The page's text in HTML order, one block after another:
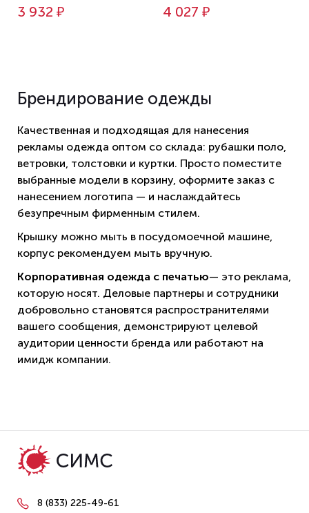
3 932 ₽ 4 027 ₽
Брендирование одежды
Качественная и подходящая для нанесения
рекламы одежда оптом со склада: рубашки поло,
ветровки, толстовки и куртки. Просто поместите
выбранные модели в корзину, оформите заказ с
нанесением логотипа — и наслаждайтесь
безупречным фирменным стилем.
Крышку можно мыть в посудомоечной машине,
корпус рекомендуем мыть вручную.
Корпоративная одежда с печатью— это реклама,
которую носят. Деловые партнеры и сотрудники
добровольно становятся распространителями
вашего сообщения, демонстрируют целевой
аудитории ценности бренда или работают на
имидж компании.
8 (833) 225-49-61